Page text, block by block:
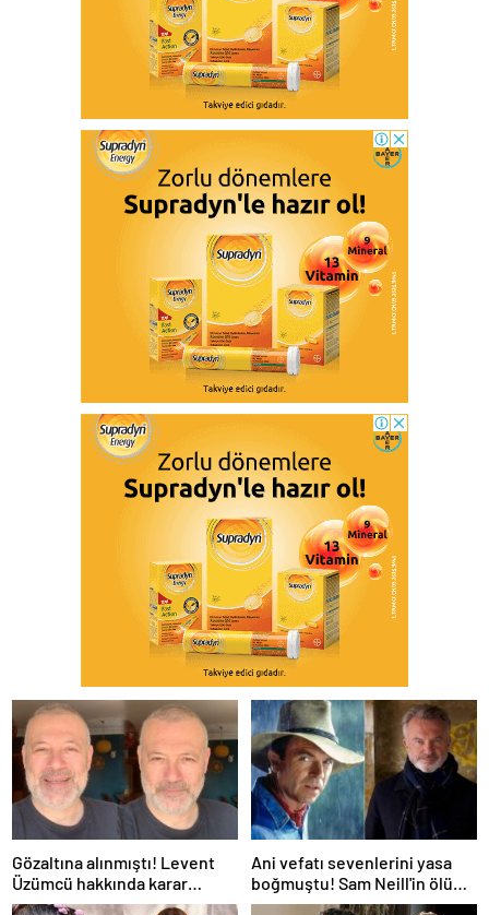
Gözaltına alınmıştı! Levent
Üzümcü hakkında karar
verildi
Ani vefatı sevenlerini yasa
boğmuştu! Sam Neill'in ölüm
nedeni belli oldu